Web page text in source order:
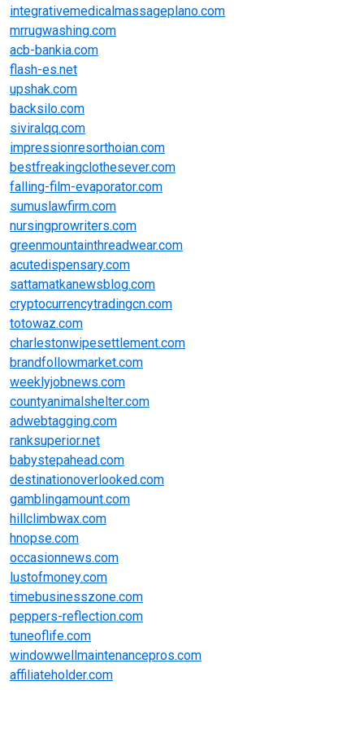
integrativemedicalmassageplano.com
mrrugwashing.com
acb-bankia.com
flash-es.net
upshak.com
backsilo.com
siviralqq.com
impressionresorthoian.com
bestfreakingclothesever.com
falling-film-evaporator.com
sumuslawfirm.com
nursingprowriters.com
greenmountainthreadwear.com
acutedispensary.com
sattamatkanewsblog.com
cryptocurrencytradingcn.com
totowaz.com
charlestonwipesettlement.com
brandfollowmarket.com
weeklyjobnews.com
countyanimalshelter.com
adwebtagging.com
ranksuperior.net
babystepahead.com
destinationoverlooked.com
gamblingamount.com
hillclimbwax.com
hnopse.com
occasionnews.com
lustofmoney.com
timebusinesszone.com
peppers-reflection.com
tuneoflife.com
windowwellmaintenancepros.com
affiliateholder.com